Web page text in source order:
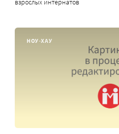
взрослых интернатов
НОУ-ХАУ